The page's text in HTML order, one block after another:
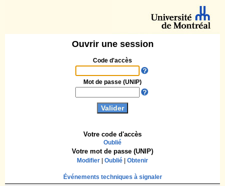
Ouvrir une session
Code d'accès
Votre code d'accès
Oublié
Mot de passe (UNIP)
Votre mot de passe (UNIP)
Modifier Oublié Obtenir
Événements techniques à signaler